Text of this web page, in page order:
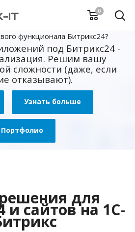
0
функционала Битрикс24?
под Битрикс24 -
Решим вашу
сложности (даже, если
отказывают).
Узнать больше
Портфолио
для
и сайтов на 1С-